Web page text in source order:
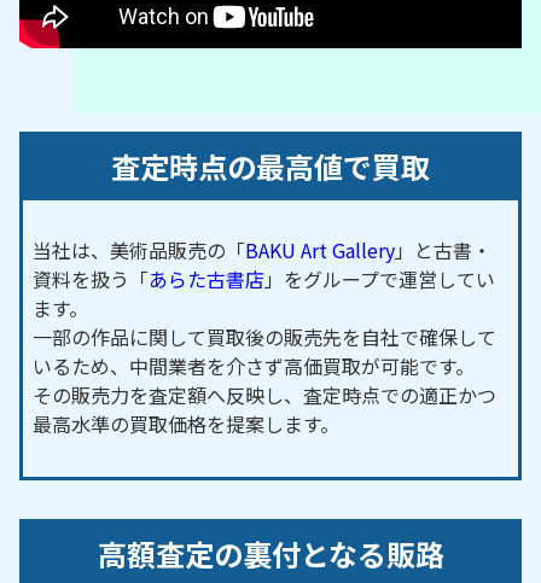
査定時点の最高値で買取
当社は、美術品販売の「BAKU Art Gallery」と古書・
資料を扱う「あらた古書店」をグループで運営してい
ます。
一部の作品に関して買取後の販売先を自社で確保して
いるため、中間業者を介さず高価買取が可能です。
その販売力を査定額へ反映し、査定時点での適正かつ
最高水準の買取価格を提案します。
高額査定の裏付となる販路